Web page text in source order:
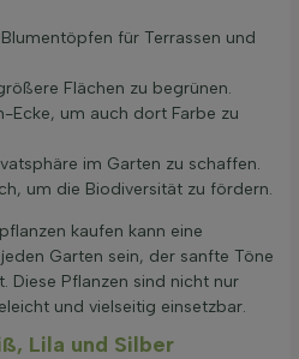
für Terrassen und
Flächen zu begrünen.
Ecke, um auch dort Farbe zu
im Garten zu schaffen.
um die Biodiversität zu fördern.
kaufen kann eine
Garten sein, der sanfte Töne
Diese Pflanzen sind nicht nur
und vielseitig einsetzbar.
Lila und Silber